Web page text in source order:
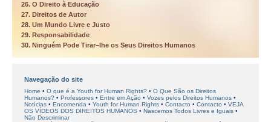
26. O Direito à Educação
27. Direitos de Autor
28. Um Mundo Livre e Justo
29. Responsabilidade
30. Ninguém Pode Tirar–lhe os Seus Direitos Humanos
Navegação do site
Home O que é a Youth for Human Rights?
O Que São os Direitos
Humanos?
Professores Entre em Ação
Vozes pelos Direitos Humanos
Notícias
Encomenda Youth for Human Rights Contacto Contacto
VEJA
OS VÍDEOS DOS DIREITOS HUMANOS
Nascemos Todos Livres e Iguais
Não Descriminar